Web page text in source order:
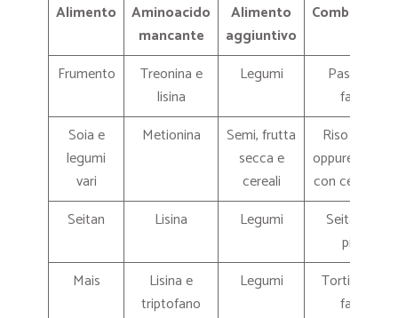
Alimento
Aminoacido
mancante
Alimento
aggiuntivo
Frumento
Treonina e
lisina
Legumi
Pasta con
fagioli
Soia e
legumi
vari
Metionina
Semi, frutta
secca e
cereali
Riso e piselli
oppure
con ceci e
Seitan
Lisina Legumi
Seitan con
piselli
Mais
Lisina e
triptofano
Legumi
Tortillas con
fagioli